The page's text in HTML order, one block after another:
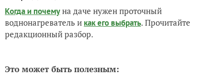
Когда и почемуна даче нужен проточный
воднонагреватель и как его выбрать. Прочитайте
редакционный разбор.
Это может быть полезным: